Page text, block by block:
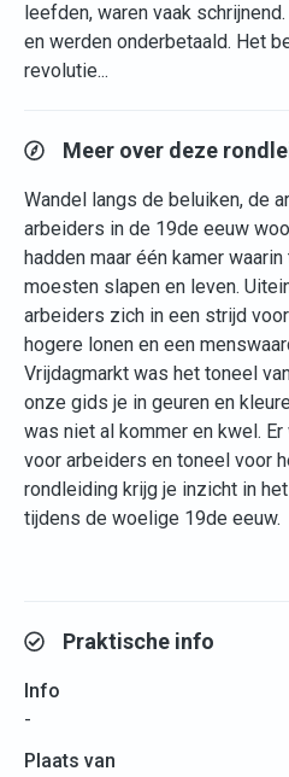
leefden, waren vaak
en werden onderbetaald. Het
revolutie...
Meer over deze
Wandel langs de beluiken, de
arbeiders in de 19de eeuw
hadden maar één kamer
moesten slapen en leven.
arbeiders zich in een strijd
hogere lonen en een
Vrijdagmarkt was het toneel
onze gids je in geuren en
was niet al kommer en kwel.
voor arbeiders en toneel voor
rondleiding krijg je inzicht in
tijdens de woelige 19de eeuw.
Praktische info
Info
-
Plaats van